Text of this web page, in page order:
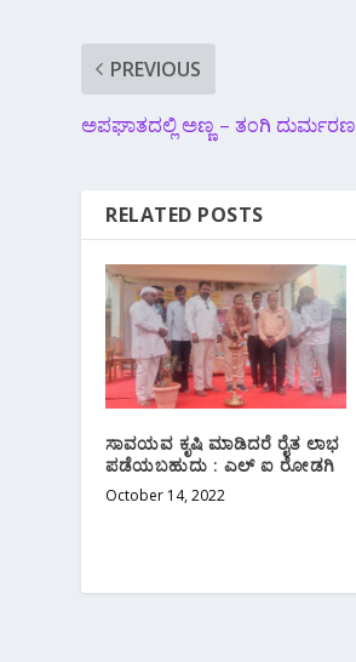
PREVIOUS
ಅಪಘಾತದಲ್ಲಿ ಅಣ್ಣ – ತಂಗಿ ದುರ್ಮರಣ
RELATED POSTS
ಸಾವಯವ ಕೃಷಿ ಮಾಡಿದರೆ ರೈತ ಲಾಭ
ಪಡೆಯಬಹುದು : ಎಲ್ ಐ ರೋಡಗಿ
October 14, 2022